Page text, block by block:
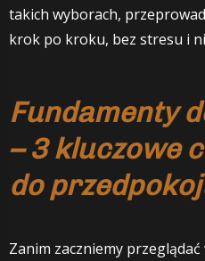
takich wyborach,
krok po kroku, bez stresu i
Fundamenty
– 3 kluczowe
do
Zanim zaczniemy